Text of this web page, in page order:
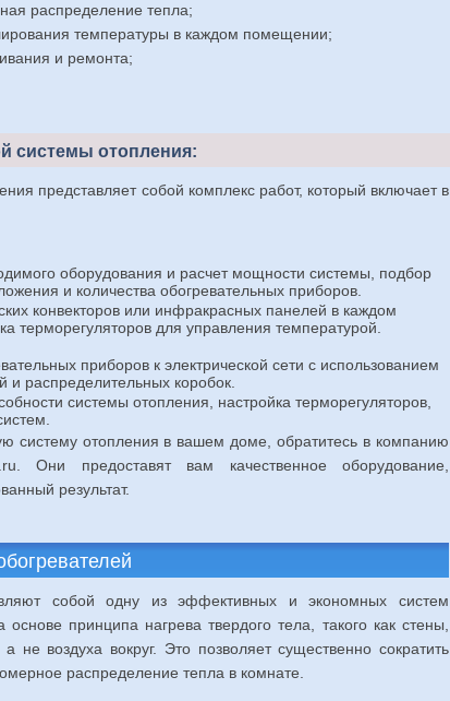
распределение тепла;
температуры в каждом помещении;
и ремонта;
системы отопления:
представляет собой комплекс работ, который включает в
оборудования и расчет мощности системы, подбор
и количества обогревательных приборов.
конвекторов или инфракрасных панелей в каждом
терморегуляторов для управления температурой.
приборов к электрической сети с использованием
и распределительных коробок.
системы отопления, настройка терморегуляторов,
систему отопления в вашем доме, обратитесь в компанию
Они предоставят вам качественное оборудование,
результат.
собой одну из эффективных и экономных систем
принципа нагрева твердого тела, такого как стены,
воздуха вокруг. Это позволяет существенно сократить
распределение тепла в комнате.